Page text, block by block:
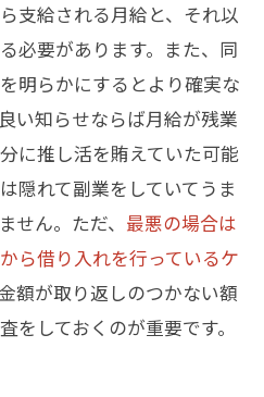
支給される月給と、それ以
必要があります。また、同
明らかにするとより確実な
い知らせならば月給が残業
に推し活を賄えていた可能
隠れて副業をしていてうま
せん。ただ、 最悪の場合は
ら借り入れを行っているケ
額が取り返しのつかない額
をしておくのが重要です。